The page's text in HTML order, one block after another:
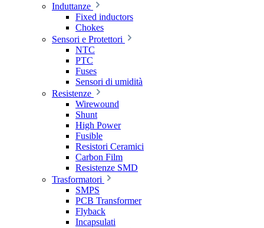
Induttanze
Fixed inductors
Chokes
Sensori e Protettori
NTC
PTC
Fuses
Sensori di umidità
Resistenze
Wirewound
Shunt
High Power
Fusible
Resistori Ceramici
Carbon Film
Resistenze SMD
Trasformatori
SMPS
PCB Transformer
Flyback
Incapsulati